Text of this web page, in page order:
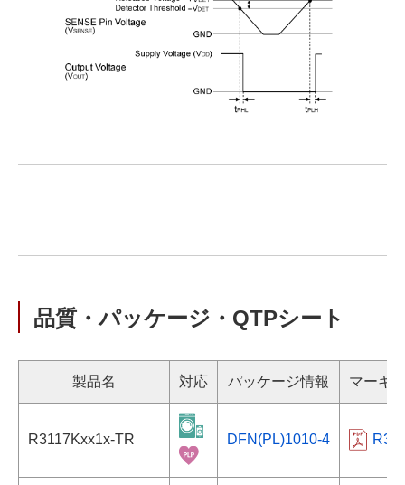
品質・パッケージ・QTPシート
製品名 対応 パッケージ情報 マーキ
R3117Kxx1x-TR DFN(PL)1010-4